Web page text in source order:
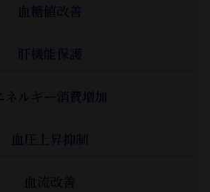
血糖値改善
肝機能保護
ネルギー消費増加
血圧上昇抑制
血流改善